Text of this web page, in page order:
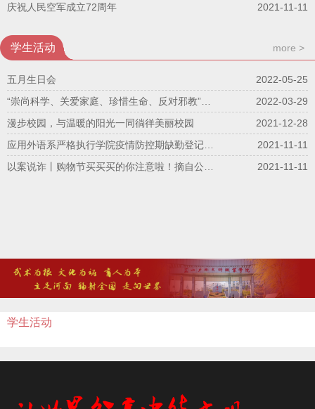
庆祝人民空军成立72周年
2021-11-11
学生活动 more >
五月生日会
2022-05-25
2022-03-29
漫步校园，与温暖的阳光一同徜徉美丽校园
2021-12-28
2021-11-11
2021-11-11
学生活动